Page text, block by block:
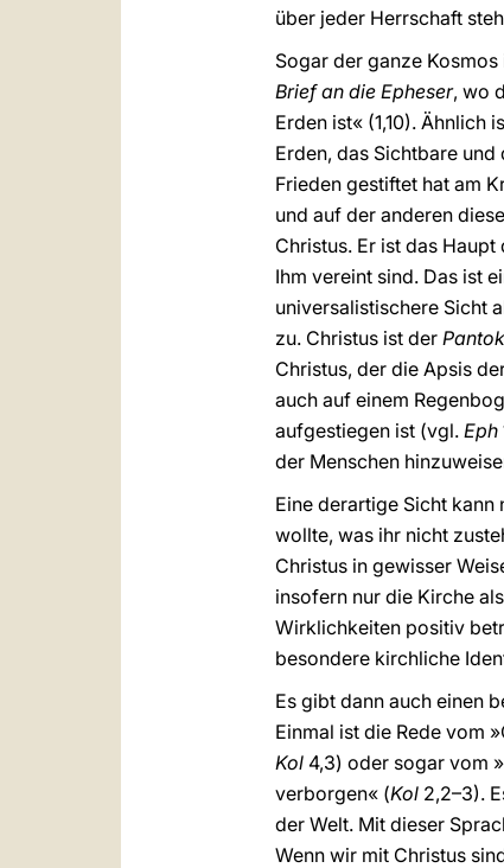
über jeder Herrschaft
Sogar der ganze
Brief an die Epheser, wo
Erden ist« (1,10). Ähnlich
Erden, das Sichtbare
Frieden gestiftet hat am
und auf der anderen
Christus. Er ist das
Ihm vereint sind. Das ist
universalistischere Sicht
zu. Christus ist der
Christus, der die Apsis
auch auf einem
aufgestiegen ist (vgl. Eph
der Menschen
Eine derartige Sicht
wollte, was ihr nicht
Christus in gewisser
insofern nur die Kirche
Wirklichkeiten positiv
besondere kirchliche
Es gibt dann auch einen
Einmal ist die Rede vom
Kol 4,3) oder sogar vom
verborgen« (Kol 2,2–3).
der Welt. Mit dieser
Wenn wir mit Christus